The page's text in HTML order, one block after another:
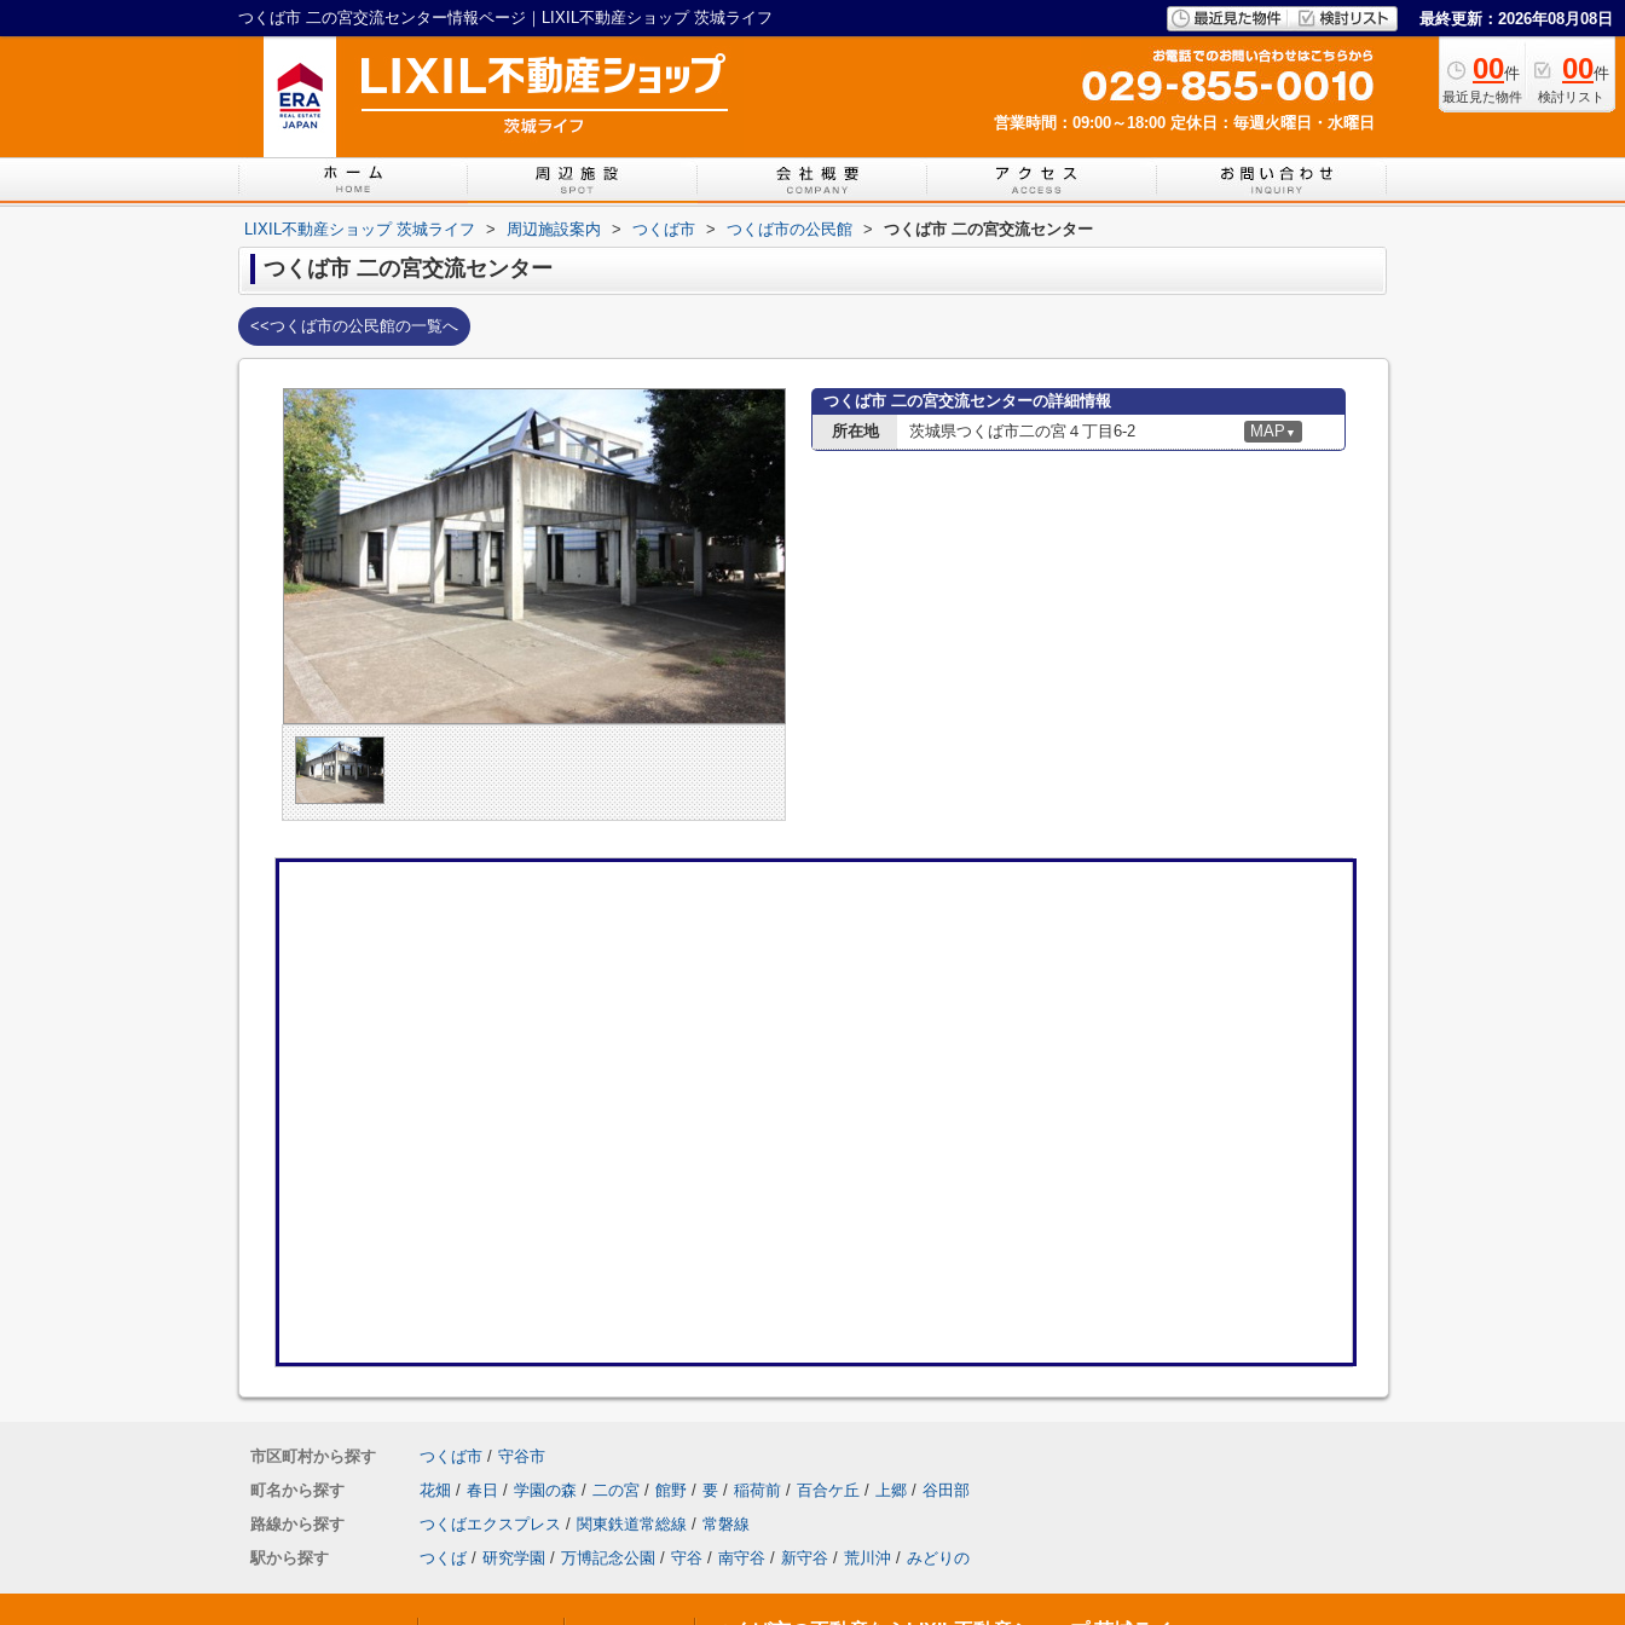
つくば市 二の宮交流センター情報ページ｜LIXIL不動産ショップ 茨城ライフ 最終更新：2026年08月08日
00件
最近見た物件
00件
検討リスト
営業時間：09:00～18:00 定休日：毎週火曜日・水曜日
LIXIL不動産ショップ 茨城ライフ > 周辺施設案内 > つくば市 > つくば市の公民館 > つくば市 二の宮交流センター
つくば市 二の宮交流センター
<<つくば市の公民館の一覧へ
つくば市 二の宮交流センターの詳細情報
所在地
茨城県つくば市二の宮４丁目6-2 MAP ▼
市区町村から探す つくば市 / 守谷市
町名から探す
花畑 / 春日 / 学園の森 / 二の宮 / 館野 / 要 / 稲荷前 / 百合ケ丘 / 上郷 / 谷田部
路線から探す
つくばエクスプレス / 関東鉄道常総線 / 常磐線
駅から探す
つくば / 研究学園 / 万博記念公園 / 守谷 / 南守谷 / 新守谷 / 荒川沖 / みどりの